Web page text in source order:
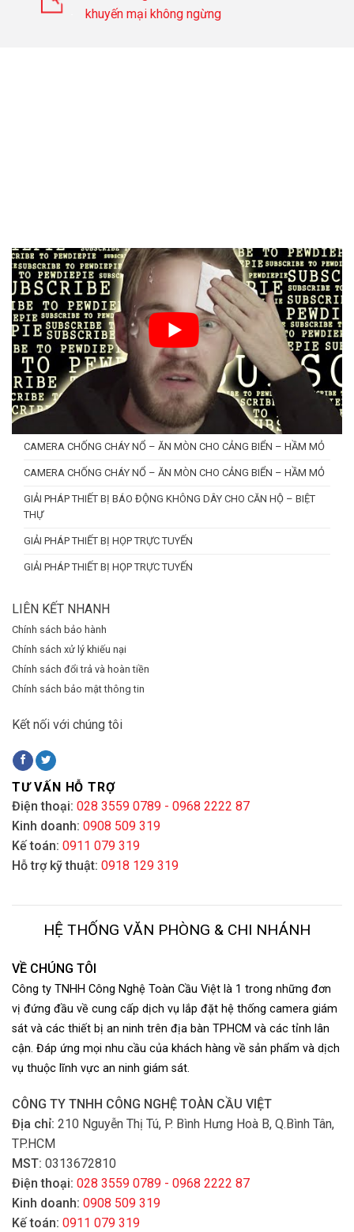
khuyến mại không ngừng
CAMERA CHỐNG CHÁY NỔ – ĂN MÒN CHO CẢNG BIỂN – HẦM MỎ
CAMERA CHỐNG CHÁY NỔ – ĂN MÒN CHO CẢNG BIỂN – HẦM MỎ
GIẢI PHÁP THIẾT BỊ BÁO ĐỘNG KHÔNG DÂY CHO CĂN HỘ – BIỆT
THỰ
GIẢI PHÁP THIẾT BỊ HỌP TRỰC TUYẾN
GIẢI PHÁP THIẾT BỊ HỌP TRỰC TUYẾN
LIÊN KẾT NHANH
Chính sách bảo hành
Chính sách xử lý khiếu nại
Chính sách đổi trả và hoàn tiền
Chính sách bảo mật thông tin
Kết nối với chúng tôi
TƯ VẤN HỖ TRỢ
Điện thoại: 028 3559 0789 - 0968 2222 87
Kinh doanh: 0908 509 319
Kế toán: 0911 079 319
Hỗ trợ kỹ thuật: 0918 129 319
HỆ THỐNG VĂN PHÒNG & CHI NHÁNH
VỀ CHÚNG TÔI
Công ty TNHH Công Nghệ Toàn Cầu Việt là 1 trong những đơn
vị đứng đầu về cung cấp dịch vụ lắp đặt hệ thống camera giám
sát và các thiết bị an ninh trên địa bàn TPHCM và các tỉnh lân
cận. Đáp ứng mọi nhu cầu của khách hàng về sản phẩm và dịch
vụ thuộc lĩnh vực an ninh giám sát.
CÔNG TY TNHH CÔNG NGHỆ TOÀN CẦU VIỆT
Địa chỉ: 210 Nguyễn Thị Tú, P. Bình Hưng Hoà B, Q.Bình Tân,
TP.HCM
MST: 0313672810
Điện thoại: 028 3559 0789 - 0968 2222 87
Kinh doanh: 0908 509 319
Kế toán: 0911 079 319